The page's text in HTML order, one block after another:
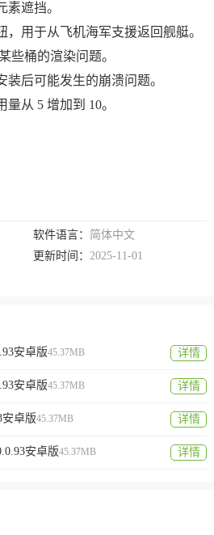
素遮挡。
用于从飞机海军支援返回舰艇。
些桶的渲染问题。
后可能发生的崩溃问题。
从 5 增加到 10。
软件语言： 简体中文
更新时间： 2025-11-01
安卓版45.37MB 详情
安卓版45.37MB 详情
安卓版45.37MB 详情
安卓版45.37MB 详情